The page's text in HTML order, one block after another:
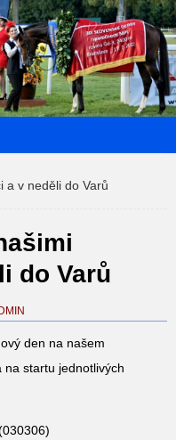
a v neděli do Varů
do Varů
den na našem
na startu jednotlivých